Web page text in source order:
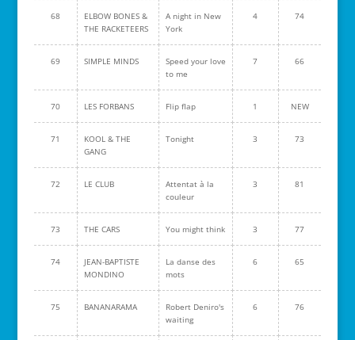
68
ELBOW BONES &
THE RACKETEERS
A night in New
York
4 74
69 SIMPLE MINDS
Speed your love
to me
7 66
70 LES FORBANS Flip flap 1 NEW
71
KOOL & THE
GANG
Tonight 3 73
72 LE CLUB
Attentat à la
couleur
3 81
73 THE CARS You might think 3 77
74
JEAN-BAPTISTE
MONDINO
La danse des
mots
6 65
75 BANANARAMA
Robert Deniro's
waiting
6 76